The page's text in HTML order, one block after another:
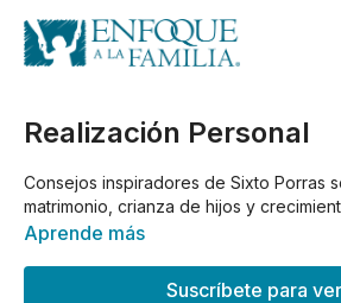
Realización Personal
Consejos inspiradores de Sixto Porras
matrimonio, crianza de hijos y
Aprende más
Suscríbete para ver